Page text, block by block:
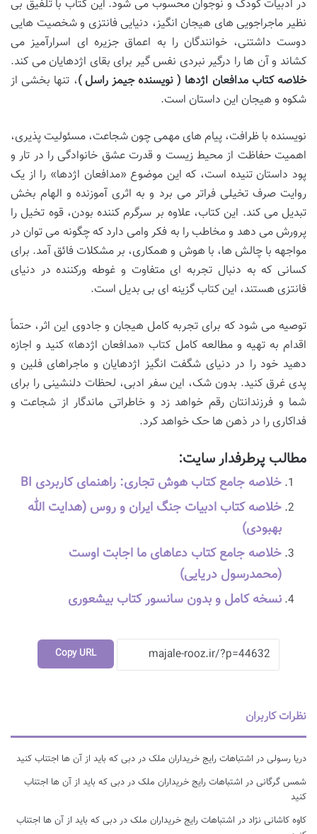
در ادبیات کودک و نوجوان محسوب می شود. این کتاب با تلفیق بی
نظیر ماجراجویی های هیجان انگیز، دنیایی فانتزی و شخصیت هایی
دوست داشتنی، خوانندگان را به اعماق جزیره ای اسرارآمیز می
کشاند و آن ها را درگیر نبردی نفس گیر برای بقای اژدهایان می کند.
خلاصه کتاب مدافعان اژدها ( نویسنده جیمز راسل )، تنها بخشی از
شکوه و هیجان این داستان است.
نویسنده با ظرافت، پیام های مهمی چون شجاعت، مسئولیت پذیری،
اهمیت حفاظت از محیط زیست و قدرت عشق خانوادگی را در تار و
پود داستان تنیده است، که این موضوع «مدافعان اژدها» را از یک
روایت صرف تخیلی فراتر می برد و به اثری آموزنده و الهام بخش
تبدیل می کند. این کتاب، علاوه بر سرگرم کننده بودن، قوه تخیل را
پرورش می دهد و مخاطب را به فکر وامی دارد که چگونه می توان در
مواجهه با چالش ها، با هوش و همکاری، بر مشکلات فائق آمد. برای
کسانی که به دنبال تجربه ای متفاوت و غوطه ورکننده در دنیای
فانتزی هستند، این کتاب گزینه ای بی بدیل است.
توصیه می شود که برای تجربه کامل هیجان و جادوی این اثر، حتماً
اقدام به تهیه و مطالعه کامل کتاب «مدافعان اژدها» کنید و اجازه
دهید خود را در دنیای شگفت انگیز اژدهایان و ماجراهای فلین و
پدی غرق کنید. بدون شک، این سفر ادبی، لحظات دلنشینی را برای
شما و فرزندانتان رقم خواهد زد و خاطراتی ماندگار از شجاعت و
فداکاری را در ذهن ها حک خواهد کرد.
مطالب پرطرفدار سایت:
خلاصه جامع کتاب هوش تجاری: راهنمای کاربردی BI
خلاصه کتاب ادبیات جنگ ایران و روس (هدایت الله
بهبودی)
خلاصه جامع کتاب دعاهای ما اجابت اوست
(محمدرسول دریایی)
نسخه کامل و بدون سانسور کتاب بیشعوری
Copy URL
نظرات کاربران
دریا رسولی در اشتباهات رایج خریداران ملک در دبی که باید از آن ها اجتناب کنید
شمس گرگانی در اشتباهات رایج خریداران ملک در دبی که باید از آن ها اجتناب
کنید
کاوه کاشانی نژاد در اشتباهات رایج خریداران ملک در دبی که باید از آن ها اجتناب